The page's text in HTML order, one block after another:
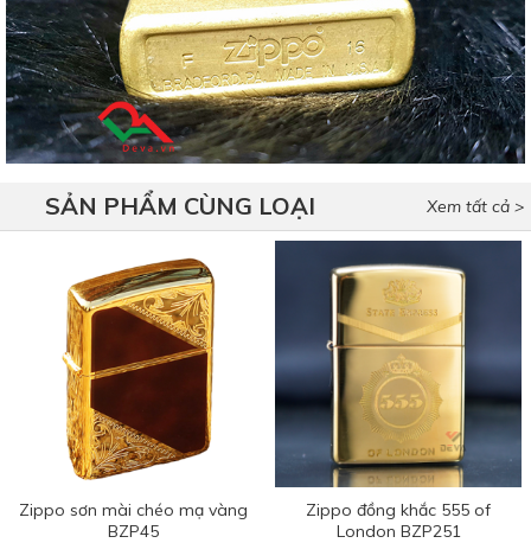
Xem tất cả >
SẢN PHẨM CÙNG LOẠI
Zippo sơn mài chéo mạ vàng
BZP45
Zippo đồng khắc 555 of
London BZP251